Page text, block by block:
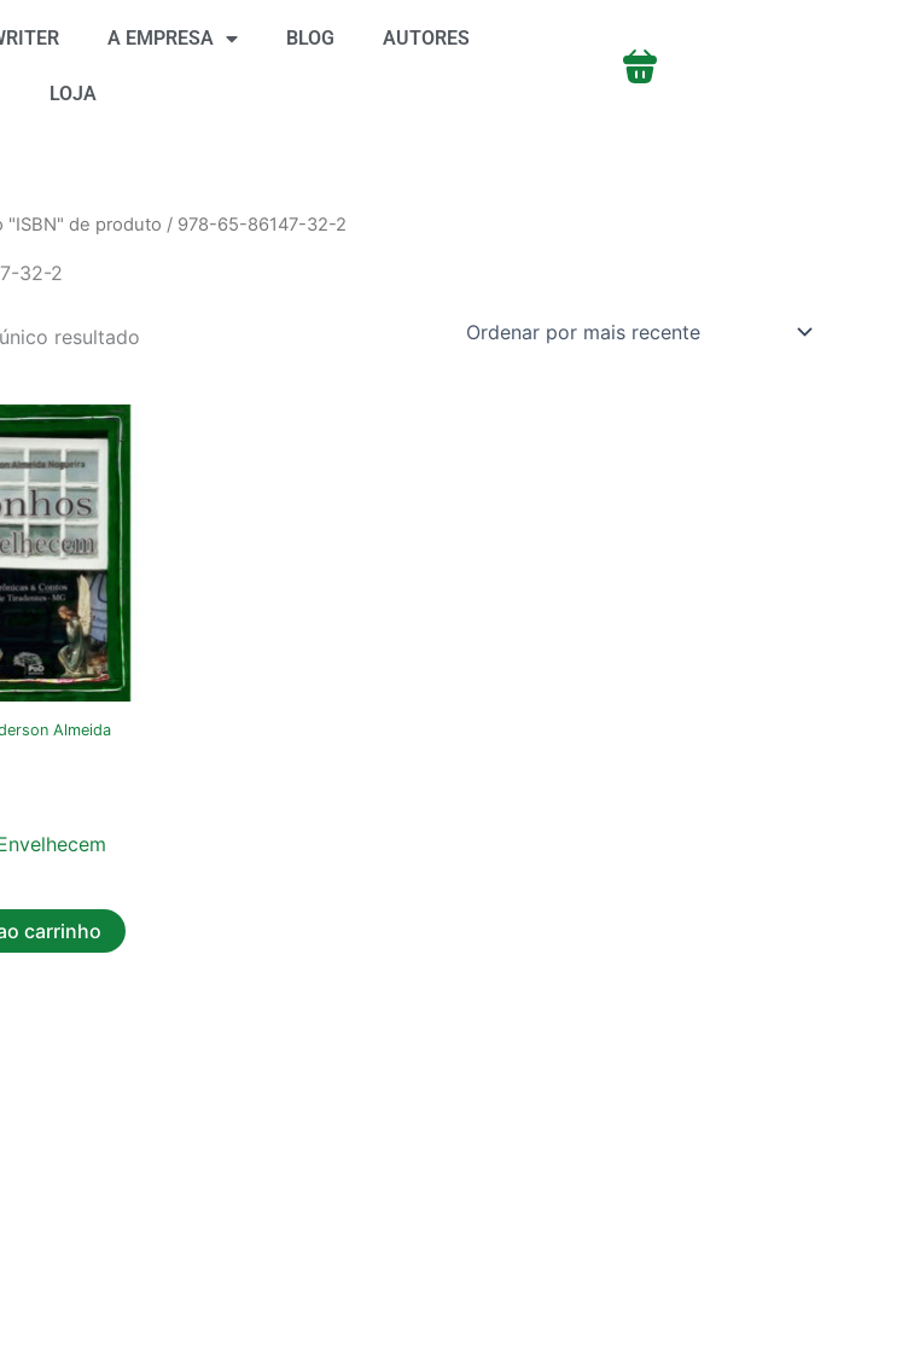
A EMPRESA BLOG AUTORES
LOJA
"ISBN" de produto / 978-65-86147-32-2
32-2
resultado
Almeida
carrinho